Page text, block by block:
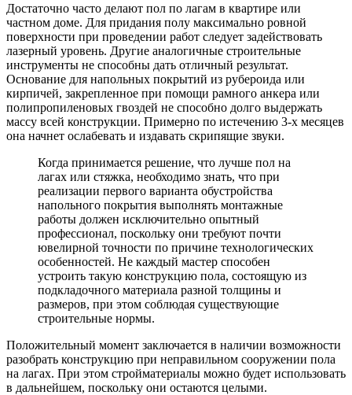
Достаточно часто делают пол по лагам в квартире или
частном доме. Для придания полу максимально ровной
поверхности при проведении работ следует задействовать
лазерный уровень. Другие аналогичные строительные
инструменты не способны дать отличный результат.
Основание для напольных покрытий из рубероида или
кирпичей, закрепленное при помощи рамного анкера или
полипропиленовых гвоздей не способно долго выдержать
массу всей конструкции. Примерно по истечению 3-х месяцев
она начнет ослабевать и издавать скрипящие звуки.
Когда принимается решение, что лучше пол на
лагах или стяжка, необходимо знать, что при
реализации первого варианта обустройства
напольного покрытия выполнять монтажные
работы должен исключительно опытный
профессионал, поскольку они требуют почти
ювелирной точности по причине технологических
особенностей. Не каждый мастер способен
устроить такую конструкцию пола, состоящую из
подкладочного материала разной толщины и
размеров, при этом соблюдая существующие
строительные нормы.
Положительный момент заключается в наличии возможности
разобрать конструкцию при неправильном сооружении пола
на лагах. При этом стройматериалы можно будет использовать
в дальнейшем, поскольку они остаются целыми.